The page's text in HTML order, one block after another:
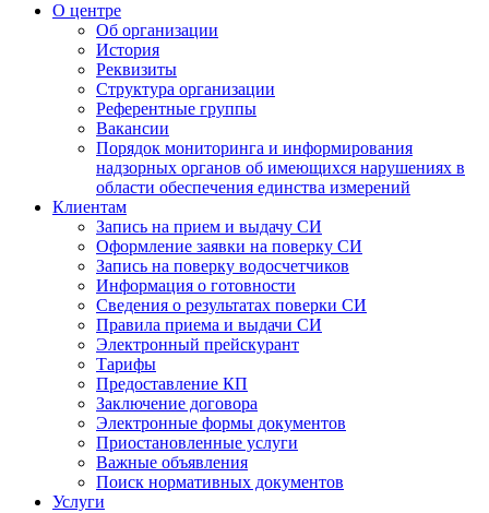
О центре
Об организации
История
Реквизиты
Структура организации
Референтные группы
Вакансии
Порядок мониторинга и информирования
надзорных органов об имеющихся нарушениях в
области обеспечения единства измерений
Клиентам
Запись на прием и выдачу СИ
Оформление заявки на поверку СИ
Запись на поверку водосчетчиков
Информация о готовности
Сведения о результатах поверки СИ
Правила приема и выдачи СИ
Электронный прейскурант
Тарифы
Предоставление КП
Заключение договора
Электронные формы документов
Приостановленные услуги
Важные объявления
Поиск нормативных документов
Услуги